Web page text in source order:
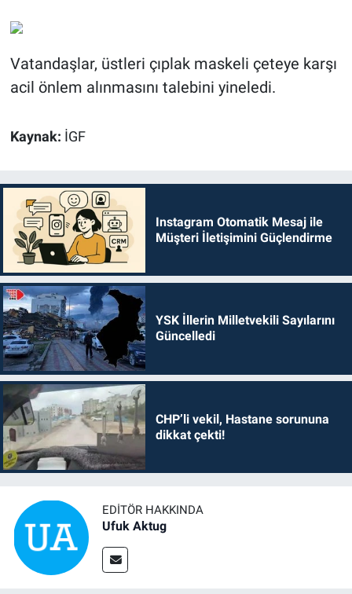
Vatandaşlar, üstleri çıplak maskeli çeteye karşı
acil önlem alınmasını talebini yineledi.
Kaynak: İGF
Instagram Otomatik Mesaj ile
Müşteri İletişimini Güçlendirme
YSK İllerin Milletvekili Sayılarını
Güncelledi
CHP’li vekil, Hastane sorununa
dikkat çekti!
EDITÖR HAKKINDA
Ufuk Aktug